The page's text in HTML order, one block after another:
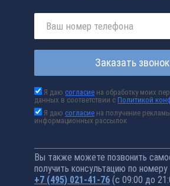
Заказать звонок
Я даюсогласие на обработку моих
данных в соответствии сПолитикой
Я даюсогласие на получение
информационных рассылок
Вы также можете позвонить
получить консультацию по номеру
+7 (495) 021-41-76 (с 09:00 до